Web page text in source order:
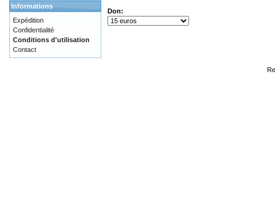
Don:
Informations
Expédition
Confidentialité
Conditions d'utilisation
Contact